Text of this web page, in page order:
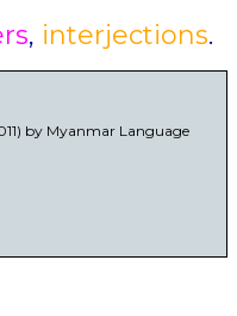
, interjections.
by Myanmar Language